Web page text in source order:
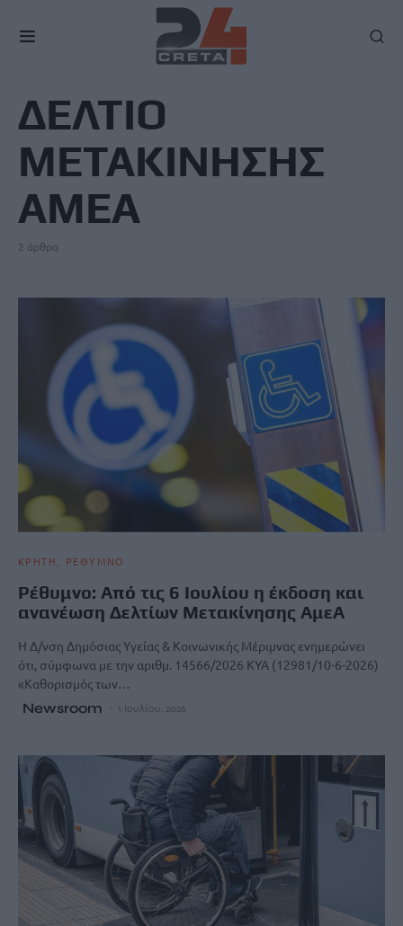
ΔΕΛΤΙΟ
ΜΕΤΑΚΙΝΗΣΗΣ
ΑΜΕΑ
2 άρθρα
ΚΡΗΤΗ ΡΕΘΥΜΝΟ
Ρέθυμνο: Από τις 6 Ιουλίου η έκδοση και
ανανέωση Δελτίων Μετακίνησης ΑμεΑ
Η Δ/νση Δημόσιας Υγείας & Κοινωνικής Μέριμνας ενημερώνει
ότι, σύμφωνα με την αριθμ. 14566/2026 ΚΥΑ (12981/10-6-2026)
«Καθορισμός των…
Newsroom 1 Ιουλίου, 2026